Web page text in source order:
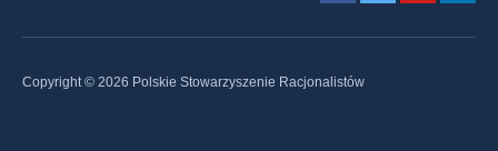
Copyright © 2026 Polskie Stowarzyszenie Racjonalistów